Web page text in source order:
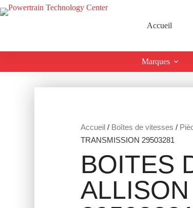
Accueil
Marques
Accueil / Boîtes de vitesses /
TRANSMISSION 29503281
BOITES